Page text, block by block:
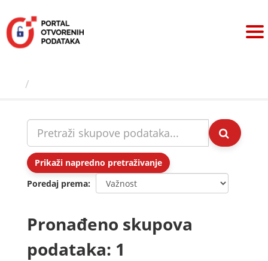
sadržaj
Prikaži napredno pretraživanje
Poredaj prema
Pronađeno skupova
podataka: 1